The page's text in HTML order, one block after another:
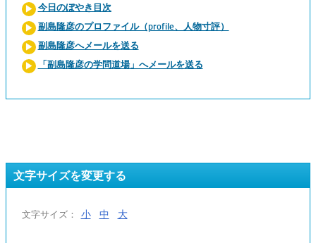
今日のぼやき目次
副島隆彦のプロファイル（profile、人物寸評）
副島隆彦へメールを送る
「副島隆彦の学問道場」へメールを送る
文字サイズを変更する
文字サイズ： 小 中 大